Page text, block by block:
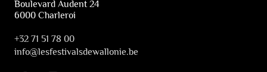
Boulevard Audent 24
6000 Charleroi
+32 71 51 78 00
info@lesfestivalsdewallonie.be